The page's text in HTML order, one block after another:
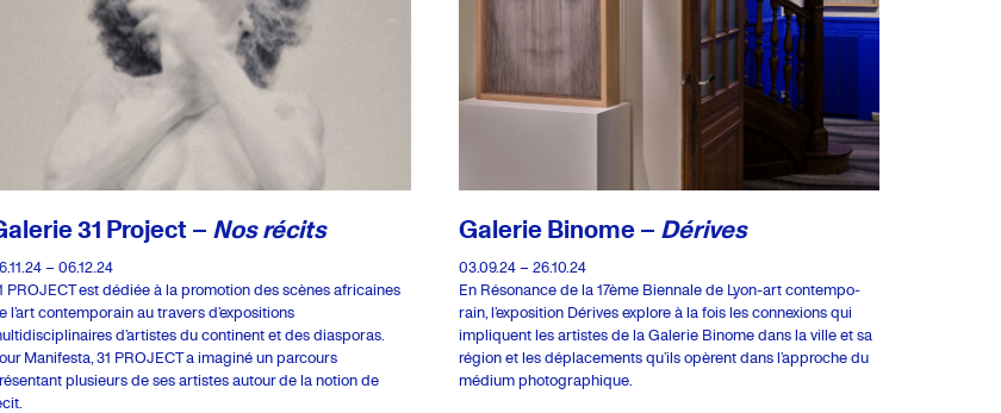
31 Project – Nos récits
– 06.12.24
PROJECT est dédiée à la promotion des scènes africaines
l’art contemporain au travers d’expositions
d’artistes du continent et des diasporas.
Manifesta, 31 PROJECT a imaginé un parcours
plusieurs de ses artistes autour de la notion de
Galerie Binome – Dérives
03.09.24 – 26.10.24
En Réso­nance de la 17ème Bien­nale de Lyon-art contem­po­
rain, l’ex­po­si­tion Dérives explore à la fois les connexions qui
impliquent les artistes de la Gale­rie Binome dans la ville et sa
région et les dépla­ce­ments qu’ils opèrent dans l’ap­proche du
médium photo­gra­phique.